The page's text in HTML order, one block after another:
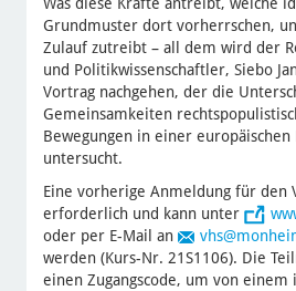
Grundmuster dort vorherrschen,
Zulauf zutreibt – all dem wird der
und Politikwissenschaftler, Siebo
Vortrag nachgehen, der die
Gemeinsamkeiten
Bewegungen in einer europäischen
untersucht.
Eine vorherige Anmeldung für den
erforderlich und kann unter
oder per E-Mail an
vhs
werden (Kurs-Nr. 21S1106). Die
einen Zugangscode, um von